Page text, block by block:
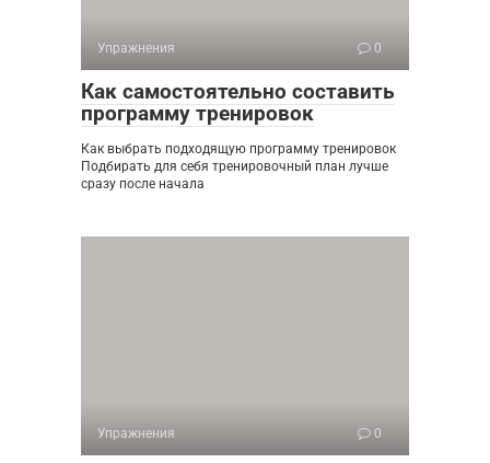
Упражнения 0
Как самостоятельно составить
программу тренировок
Как выбрать подходящую программу тренировок
Подбирать для себя тренировочный план лучше
сразу после начала
Упражнения 0